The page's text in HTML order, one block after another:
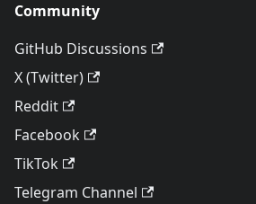
Community
GitHub Discussions
X (Twitter)
Reddit
Facebook
TikTok
Telegram Channel